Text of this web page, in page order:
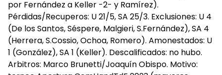
por Fernández a Keller -2- y Ramírez).
Pérdidas/Recuperos: U 21/5, SA 25/3. Exclusiones: U 4
(De los Santos, Séspere, Malgieri, S.Fernández), SA 4
(Herrera, S.Cossio, Ochoa, Romero). Amonestados: U
1 (González), SA 1 (Keller). Descalificados: no hubo.
Arbitros: Marco Brunetti/Joaquín Obispo. Motivo: